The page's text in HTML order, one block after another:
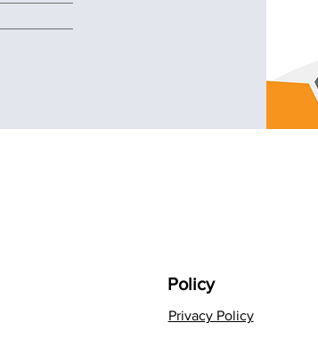
Policy
Privacy Policy